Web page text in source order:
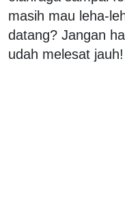
masih mau leha-
datang? Jangan
udah melesat jauh!